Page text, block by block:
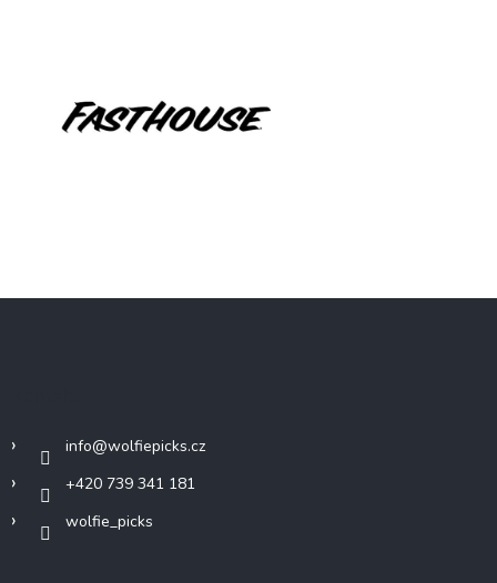
info@wolfiepicks.cz
+420 739 341 181
wolfie_picks